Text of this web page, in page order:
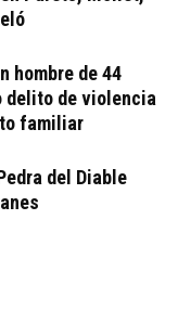
hombre de 44
delito de violencia
familiar
del Diable